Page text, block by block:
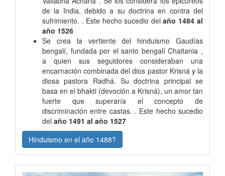
de la India, debido a su doctrina en contra del
sufrimiento. . Este hecho sucedio del año 1484 al
año 1526
Se crea la vertiente del hinduismo Gaudías
bengalí, fundada por el santo bengalí Chaitania ,
a quien sus seguidores consideraban una
encarnación combinada del dios pastor Krisná y la
diosa pastora Radhá. Su doctrina principal se
basa en el bhakti (devoción a Krisná), un amor tan
fuerte que superaría el concepto de
discriminación entre castas. . Este hecho sucedio
del año 1491 al año 1527
Hinduismo en el año 1488?